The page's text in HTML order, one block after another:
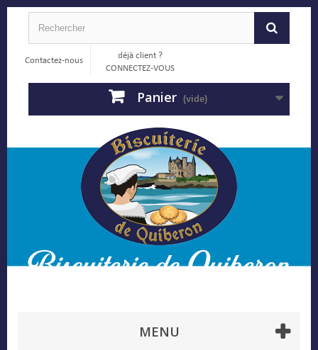
Contactez-nous
déjà client ?
CONNECTEZ-VOUS
Panier (vide)
MENU